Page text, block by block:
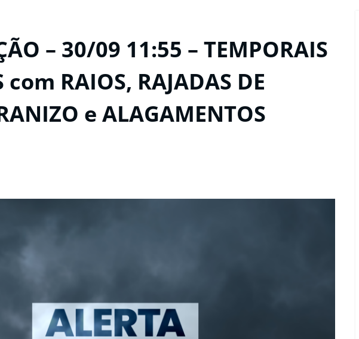
– 30/09 11:55 – TEMPORAIS
com RAIOS, RAJADAS DE
e ALAGAMENTOS